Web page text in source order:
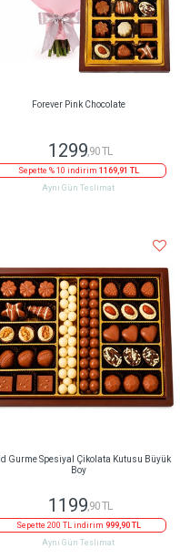
Forever Pink Chocolate
1299,90 TL
Sepette % 10 indirim 1169,91 TL
Aynı Gün Teslimat
Gurme Spesiyal Çikolata Kutusu Büyük
Boy
1199 ,90 TL
Sepette 200 TL indirim 999,90 TL
Aynı Gün Teslimat